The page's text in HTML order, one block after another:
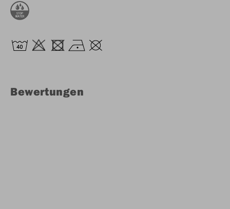
Bewertungen